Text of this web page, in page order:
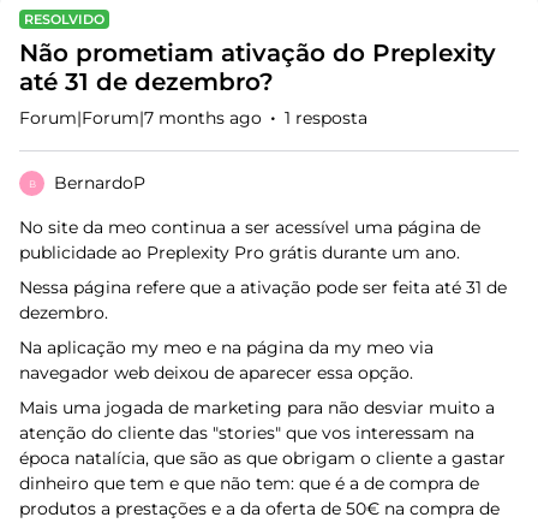
RESOLVIDO
Não prometiam ativação do Preplexity
até 31 de dezembro?
Forum|Forum|7 months ago 1 resposta
B BernardoP
No site da meo continua a ser acessível uma página de
publicidade ao Preplexity Pro grátis durante um ano.
Nessa página refere que a ativação pode ser feita até 31 de
dezembro.
Na aplicação my meo e na página da my meo via
navegador web deixou de aparecer essa opção.
Mais uma jogada de marketing para não desviar muito a
atenção do cliente das "stories" que vos interessam na
época natalícia, que são as que obrigam o cliente a gastar
dinheiro que tem e que não tem: que é a de compra de
produtos a prestações e a da oferta de 50€ na compra de